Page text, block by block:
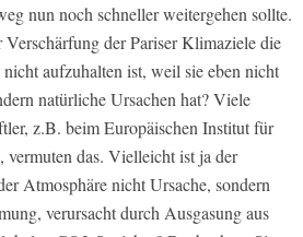
nun noch schneller weitergehen sollte.
der Pariser Klimaziele die
aufzuhalten ist, weil sie eben nicht
natürliche Ursachen hat? Viele
z.B. beim Europäischen Institut für
das. Vielleicht ist ja der
Atmosphäre nicht Ursache, sondern
verursacht durch Ausgasung aus